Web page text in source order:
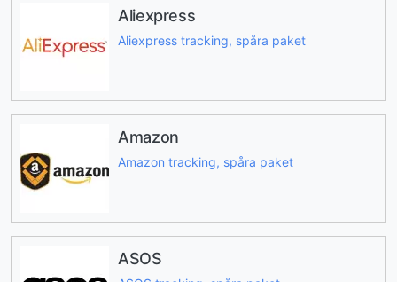
Aliexpress
Aliexpress tracking, spåra paket
Amazon
Amazon tracking, spåra paket
ASOS